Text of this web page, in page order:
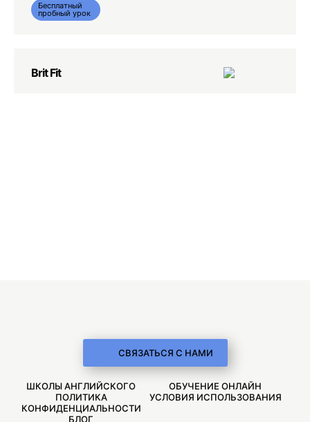
Бесплатный
пробный урок
Brit Fit
СВЯЗАТЬСЯ С НАМИ
ШКОЛЫ АНГЛИЙСКОГО
ОБУЧЕНИЕ ОНЛАЙН
ПОЛИТИКА
КОНФИДЕНЦИАЛЬНОСТИ
УСЛОВИЯ ИСПОЛЬЗОВАНИЯ
БЛОГ